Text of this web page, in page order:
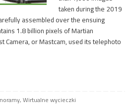
taken during the 2019
assembled over the ensuing
1.8 billion pixels of Martian
Camera, or Mastcam, used its telephoto
,Wirtualne wycieczki